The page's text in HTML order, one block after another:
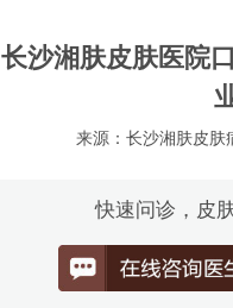
长沙湘肤皮肤医院
来源：长沙湘肤皮肤
快速问诊，皮